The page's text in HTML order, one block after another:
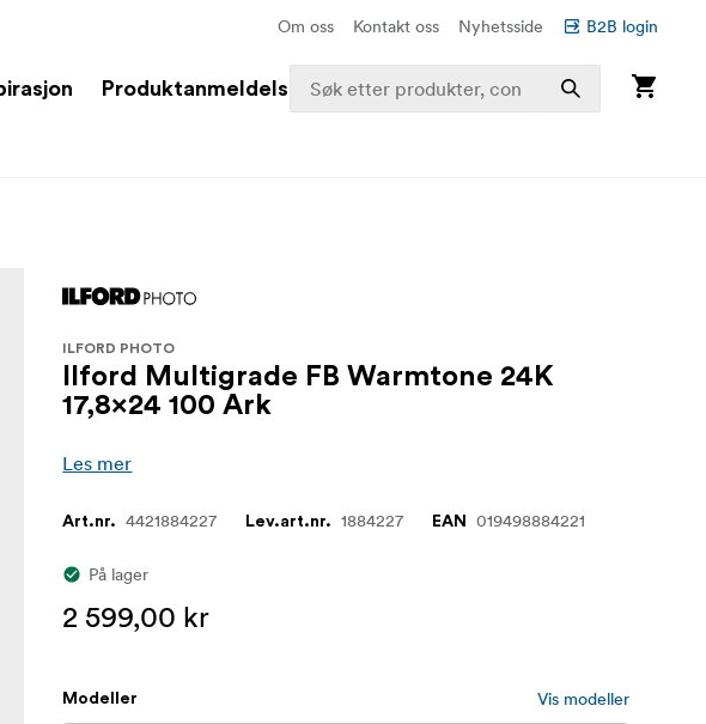
Om oss Kontakt oss Nyhetsside B2B login
Produktanmeldelser
ILFORD PHOTO
Ilford Multigrade FB Warmtone 24K
17,8x24 100 Ark
Les mer
Art.nr. 4421884227 Lev.art.nr. 1884227 EAN 019498884221
På lager
2 599,00 kr
Modeller Vis modeller